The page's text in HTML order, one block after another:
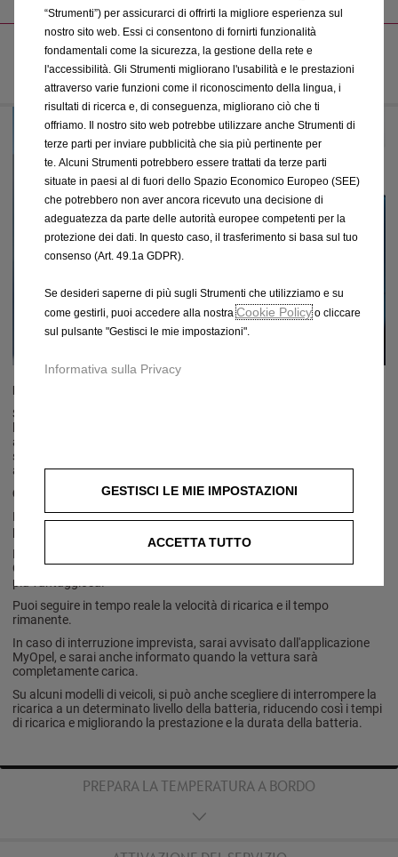
GESTISCI IL TUO CARICO
Rimani sempre informato sullo stato di carica del tuo veicolo
Sulla pagina di benvenuto dell'applicazione MyOpel, puoi vedere
assicurarti che la vettura sia correttamente collegata e sapere se
sta effettuando una ricarica rapida o tradizionale grazie all'icona in
alto a sinistra.
Controlla la ricarica a distanza
Dopo che la tua Opel è stata collegata a una stazione di ricarica,
puoi controllare la ricarica dal tuo smartphone.
Puoi avviare la ricarica o impostare l'ora di avviamento che desideri.
Questa funzione ti permette di sfruttare le fasce orarie con tariffa
più vantaggiosa.
Puoi seguire in tempo reale la velocità di ricarica e il tempo
rimanente.
In caso di interruzione imprevista, sarai avvisato dall'applicazione
MyOpel, e sarai anche informato quando la vettura sarà
completamente carica.
Su alcuni modelli di veicoli, si può anche scegliere di interrompere la
ricarica a un determinato livello della batteria, riducendo così i tempi
di ricarica e migliorando la prestazione e la durata della batteria.
PREPARA LA TEMPERATURA A BORDO
“Strumenti”) per assicurarci di offrirti la migliore esperienza sul
nostro sito web. Essi ci consentono di fornirti funzionalità
fondamentali come la sicurezza, la gestione della rete e
l'accessibilità. Gli Strumenti migliorano l'usabilità e le prestazioni
attraverso varie funzioni come il riconoscimento della lingua, i
risultati di ricerca e, di conseguenza, migliorano ciò che ti
offriamo. Il nostro sito web potrebbe utilizzare anche Strumenti di
terze parti per inviare pubblicità che sia più pertinente per
te. Alcuni Strumenti potrebbero essere trattati da terze parti
situate in paesi al di fuori dello Spazio Economico Europeo (SEE)
che potrebbero non aver ancora ricevuto una decisione di
adeguatezza da parte delle autorità europee competenti per la
protezione dei dati. In questo caso, il trasferimento si basa sul tuo
consenso (Art. 49.1a GDPR).
Se desideri saperne di più sugli Strumenti che utilizziamo e su
come gestirli, puoi accedere alla nostraCookie Policyo cliccare
sul pulsante "Gestisci le mie impostazioni".
Informativa sulla Privacy
GESTISCI LE MIE IMPOSTAZIONI
ACCETTA TUTTO